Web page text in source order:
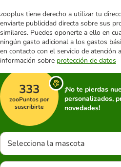
zooplus tiene derecho a utilizar tu
enviarte publicidad directa sobre sus
similares. Puedes oponerte a ello en
ningún gasto adicional a los gastos
en contacto con el servicio de atención
información sobre protección de datos
333
zooPuntos por
suscribirte
¡No te pierdas
personalizados,
novedades!
Selecciona la mascota